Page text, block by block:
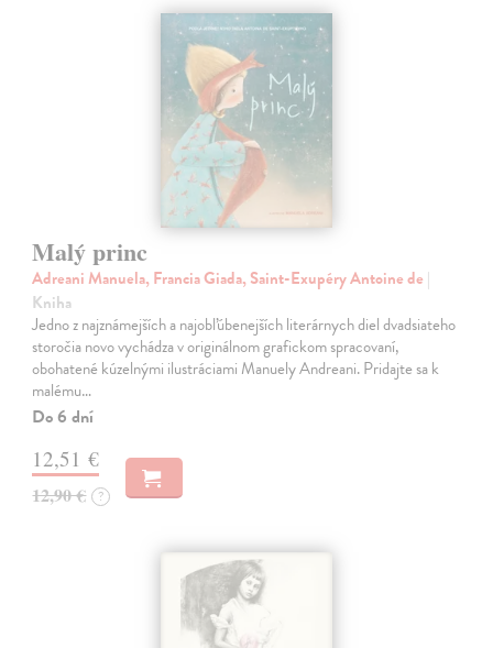
Malý princ
Adreani Manuela, Francia Giada, Saint-Exupéry Antoine de |
Kniha
Jedno z najznámejších a najobľúbenejších literárnych diel dvadsiateho
storočia novo vychádza v originálnom grafickom spracovaní,
obohatené kúzelnými ilustráciami Manuely Andreani. Pridajte sa k
malému…
Do 6 dní
12,51 €
12,90 € ?